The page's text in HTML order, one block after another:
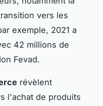
vers les
exemple, 2021 a
42 millions de
Fevad.
révèlent
l'achat de produits